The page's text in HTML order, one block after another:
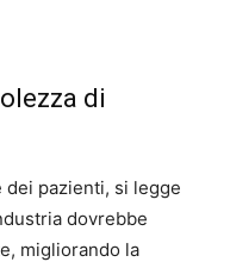
di
dei pazienti, si legge
dovrebbe
migliorando la